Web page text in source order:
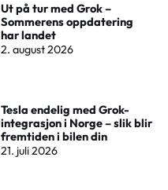
Ut på tur med Grok –
Sommerens oppdatering
har landet
2. august 2026
Tesla endelig med Grok-
integrasjon i Norge – slik blir
fremtiden i bilen din
21. juli 2026